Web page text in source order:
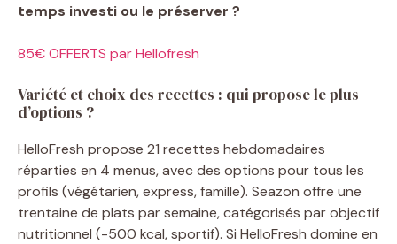
temps investi ou le préserver ?
85€ OFFERTS par Hellofresh
Variété et choix des recettes : qui propose le plus
d’options ?
HelloFresh propose 21 recettes hebdomadaires
réparties en 4 menus, avec des options pour tous les
profils (végétarien, express, famille). Seazon offre une
trentaine de plats par semaine, catégorisés par objectif
nutritionnel (-500 kcal, sportif). Si HelloFresh domine en